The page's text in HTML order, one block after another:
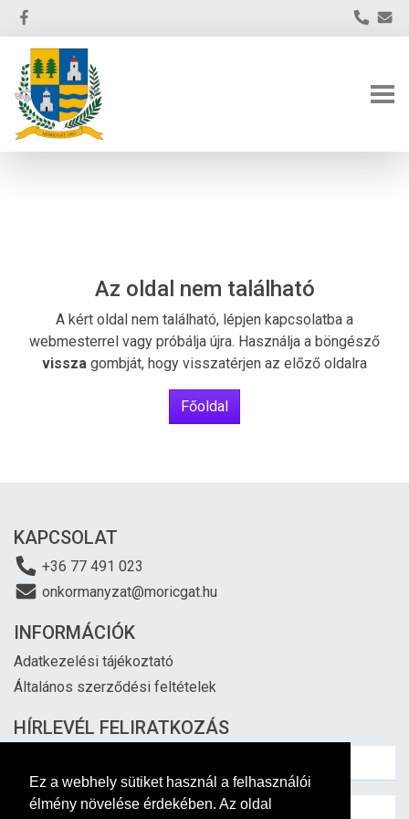
Ez a webhely sütiket használ a felhasználói
élmény növelése érdekében. Az oldal
Az oldal nem található
A kért oldal nem található, lépjen kapcsolatba a
webmesterrel vagy próbálja újra. Használja a böngésző
vissza gombját, hogy visszatérjen az előző oldalra
Főoldal
KAPCSOLAT
+36 77 491 023
onkormanyzat@moricgat.hu
INFORMÁCIÓK
Adatkezelési tájékoztató
Általános szerződési feltételek
HÍRLEVÉL FELIRATKOZÁS